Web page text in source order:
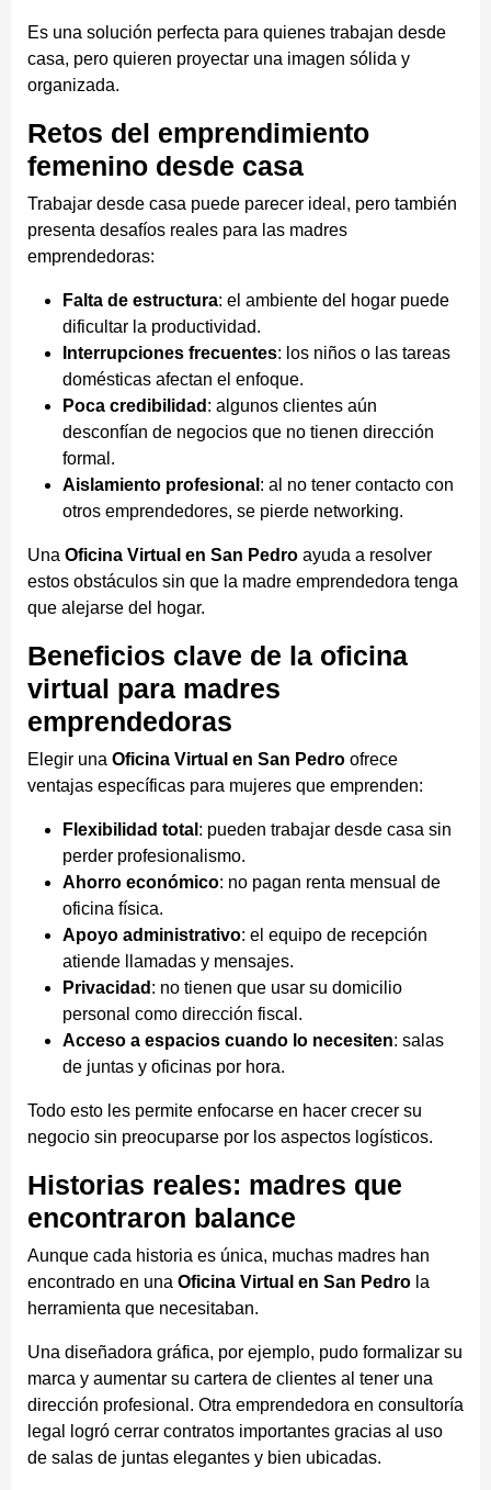
Es una solución perfecta para quienes trabajan desde
casa, pero quieren proyectar una imagen sólida y
organizada.
Retos del emprendimiento
femenino desde casa
Trabajar desde casa puede parecer ideal, pero también
presenta desafíos reales para las madres
emprendedoras:
Falta de estructura: el ambiente del hogar puede
dificultar la productividad.
Interrupciones frecuentes: los niños o las tareas
domésticas afectan el enfoque.
Poca credibilidad : algunos clientes aún
desconfían de negocios que no tienen dirección
formal.
Aislamiento profesional : al no tener contacto con
otros emprendedores, se pierde networking.
Una Oficina Virtual en San Pedro ayuda a resolver
estos obstáculos sin que la madre emprendedora tenga
que alejarse del hogar.
Beneficios clave de la oficina
virtual para madres
emprendedoras
Elegir una Oficina Virtual en San Pedro ofrece
ventajas específicas para mujeres que emprenden:
Flexibilidad total : pueden trabajar desde casa sin
perder profesionalismo.
Ahorro económico: no pagan renta mensual de
oficina física.
Apoyo administrativo: el equipo de recepción
atiende llamadas y mensajes.
Privacidad : no tienen que usar su domicilio
personal como dirección fiscal.
Acceso a espacios cuando lo necesiten: salas
de juntas y oficinas por hora.
Todo esto les permite enfocarse en hacer crecer su
negocio sin preocuparse por los aspectos logísticos.
Historias reales: madres que
encontraron balance
Aunque cada historia es única, muchas madres han
encontrado en una Oficina Virtual en San Pedro la
herramienta que necesitaban.
Una diseñadora gráfica, por ejemplo, pudo formalizar su
marca y aumentar su cartera de clientes al tener una
dirección profesional. Otra emprendedora en consultoría
legal logró cerrar contratos importantes gracias al uso
de salas de juntas elegantes y bien ubicadas.